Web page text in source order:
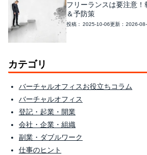
フリーランスは要注意
＆予防策
2025-10-06 2026-
カテゴリ
バーチャルオフィスお役立ちコラム
バーチャルオフィス
登記・起業・開業
会社・企業・組織
副業・ダブルワーク
仕事のヒント